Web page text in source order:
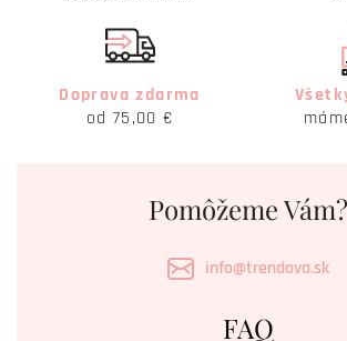
Doprava zdarma
od 75,00 €
Pomôžeme Vám?
info@trendova.sk
FAQ